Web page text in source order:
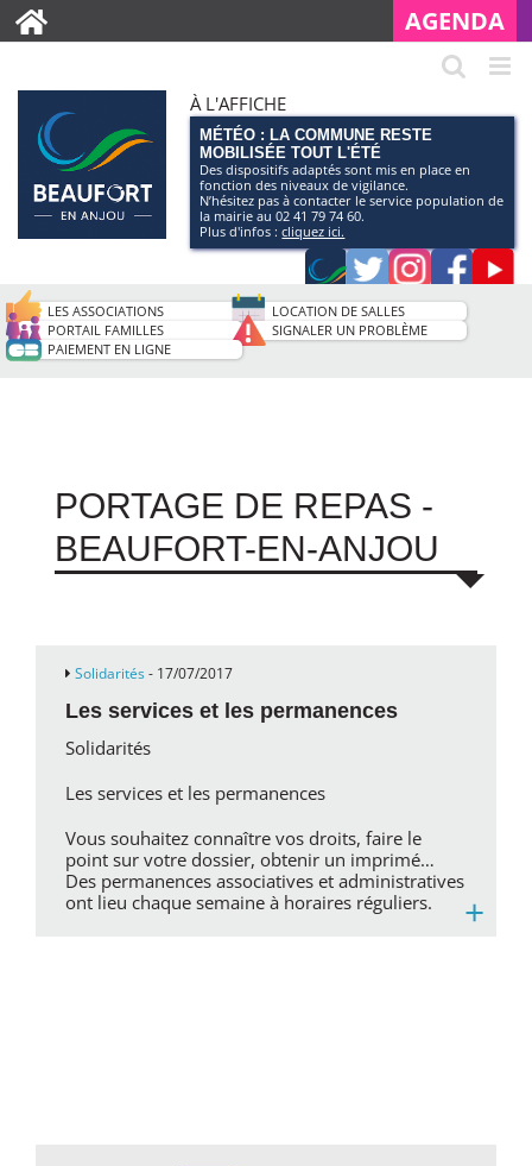
AGENDA
À L'AFFICHE
MÉTÉO : LA COMMUNE RESTE
MOBILISÉE TOUT L'ÉTÉ
Des dispositifs adaptés sont mis en place en
fonction des niveaux de vigilance.
N’hésitez pas à contacter le service population de
la mairie au 02 41 79 74 60.
Plus d'infos :cliquez ici.
Application
smartphone
de
TwitterInstagram
LES ASSOCIATIONS
LOCATION DE SALLES
PORTAIL FAMILLES
SIGNALER UN PROBLÈME
PAIEMENT EN LIGNE
PORTAGE DE REPAS -
BEAUFORT-EN-ANJOU
Solidarités- 17/07/2017
Les services et les permanences
Solidarités
Les services et les permanences
Vous souhaitez connaître vos droits, faire le
point sur votre dossier, obtenir un imprimé…
Des permanences associatives et administratives
ont lieu chaque semaine à horaires réguliers.
+